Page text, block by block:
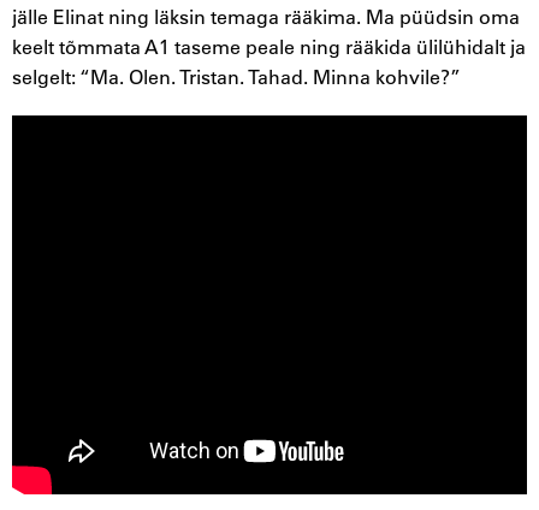
jälle Elinat ning läksin temaga rääkima. Ma püüdsin oma
keelt tõmmata A1 taseme peale ning rääkida ülilühidalt ja
selgelt: “Ma. Olen. Tristan. Tahad. Minna kohvile?”